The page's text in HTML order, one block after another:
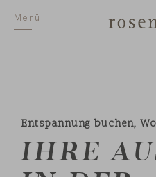
Menü
Entspannung buchen,
IHRE